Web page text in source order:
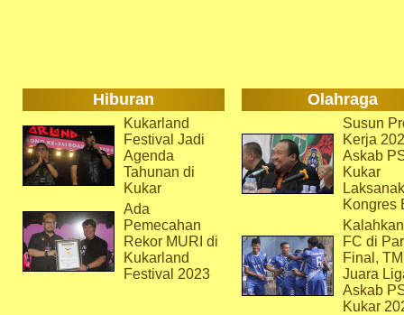
Hiburan Olahraga
Kukarland
Festival Jadi
Agenda
Tahunan di
Kukar
Ada
Pemecahan
Rekor MURI di
Kukarland
Festival 2023
Susun
Kerja
Askab
Kukar
Kongres
FC di
Final,
Juara
Askab
Kukar